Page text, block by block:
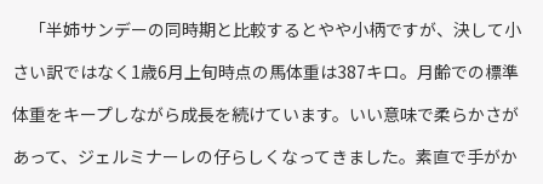
「半姉サンデーの同時期と比較するとやや小柄ですが、決して小
さい訳ではなく1歳6月上旬時点の馬体重は387キロ。月齢での標準
体重をキープしながら成長を続けています。いい意味で柔らかさが
あって、ジェルミナーレの仔らしくなってきました。素直で手がか